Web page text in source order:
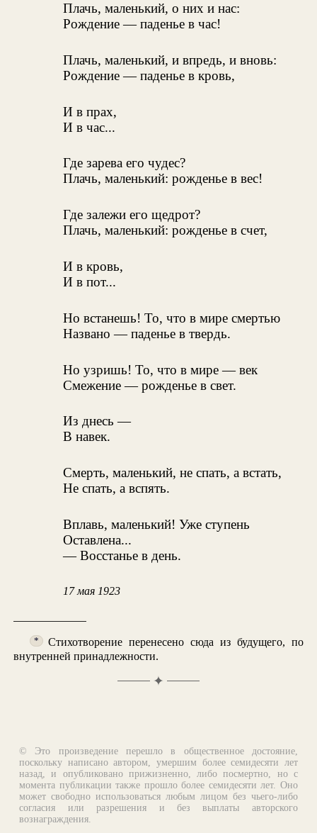
Плачь, маленький, о них и нас:
Рождение — паденье в час!
Плачь, маленький, и впредь, и вновь:
Рождение — паденье в кровь,
И в прах,
И в час...
Где зарева его чудес?
Плачь, маленький: рожденье в вес!
Где залежи его щедрот?
Плачь, маленький: рожденье в счет,
И в кровь,
И в пот...
Но встанешь! То, что в мире смертью
Названо — паденье в твердь.
Но узришь! То, что в мире — век
Смежение — рожденье в свет.
Из днесь —
В навек.
Смерть, маленький, не спать, а встать,
Не спать, а вспять.
Вплавь, маленький! Уже ступень
Оставлена...
— Восстанье в день.
17 мая 1923
*
Стихотворение перенесено сюда из будущего, по
внутренней принадлежности.
✦
© Это произведение перешло в общественное достояние,
поскольку написано автором, умершим более семидесяти лет
назад, и опубликовано прижизненно, либо посмертно, но с
момента публикации также прошло более семидесяти лет. Оно
может свободно использоваться любым лицом без чьего-либо
согласия или разрешения и без выплаты авторского
вознаграждения.